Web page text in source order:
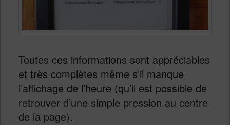
Toutes ces informations sont appréciables
et très complètes même s’il manque
l’affichage de l’heure (qu’il est possible de
retrouver d’une simple pression au centre
de la page).